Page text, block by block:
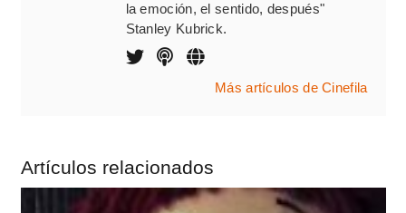
la emoción, el sentido, después"
Stanley Kubrick.
Más artículos de Cinefila
Artículos relacionados